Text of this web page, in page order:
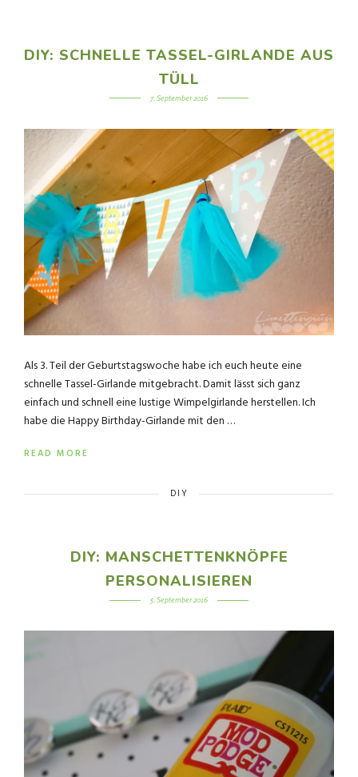
DIY: SCHNELLE TASSEL-GIRLANDE AUS
TÜLL
7. September 2016
Als 3. Teil der Geburtstagswoche habe ich euch heute eine
schnelle Tassel-Girlande mitgebracht. Damit lässt sich ganz
einfach und schnell eine lustige Wimpelgirlande herstellen. Ich
habe die Happy Birthday-Girlande mit den …
READ MORE
DIY
DIY: MANSCHETTENKNÖPFE
PERSONALISIEREN
5. September 2016